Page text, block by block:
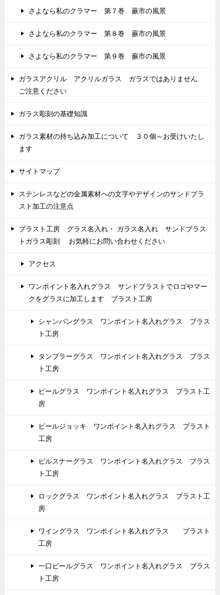
さよなら私のクラマー 第７巻 蕨市の風景
さよなら私のクラマー 第８巻 蕨市の風景
さよなら私のクラマー 第９巻 蕨市の風景
ガラスアクリル アクリルガラス ガラスではありません
ご注意ください
ガラス彫刻の基礎知識
ガラス素材の持ち込み加工について ３０個～お受けいたし
ます
サイトマップ
ステンレスなどの金属素材への文字やデザインのサンドブラ
スト加工の注意点
ブラスト工房 グラス名入れ・ ガラス名入れ サンドブラス
トガラス彫刻 お気軽にお問い合わせください
アクセス
ワンポイント名入れグラス サンドブラストでロゴやマー
クをグラスに加工します ブラスト工房
シャンパングラス ワンポイント名入れグラス ブラス
ト工房
タンブラーグラス ワンポイント名入れグラス ブラス
ト工房
ビールグラス ワンポイント名入れグラス ブラスト工
房
ビールジョッキ ワンポイント名入れグラス ブラスト
工房
ピルスナーグラス ワンポイント名入れグラス ブラス
ト工房
ロックグラス ワンポイント名入れグラス ブラスト工
房
ワイングラス ワンポイント名入れグラス ブラスト
工房
一口ビールグラス ワンポイント名入れグラス ブラス
ト工房